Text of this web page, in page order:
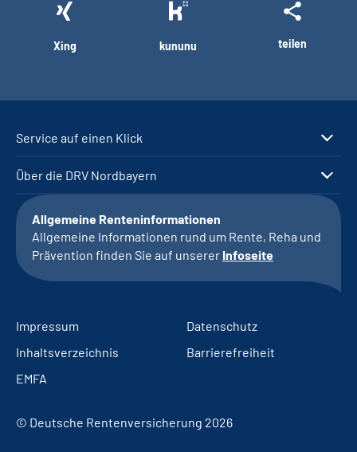
Xing kununu teilen
Service auf einen Klick
Über die DRV Nordbayern
Allgemeine Renteninformationen
Allgemeine Informationen rund um Rente, Reha und
Prävention finden Sie auf unserer Infoseite
Impressum
Datenschutz
Inhaltsverzeichnis
Barrierefreiheit
EMFA
© Deutsche Rentenversicherung 2026